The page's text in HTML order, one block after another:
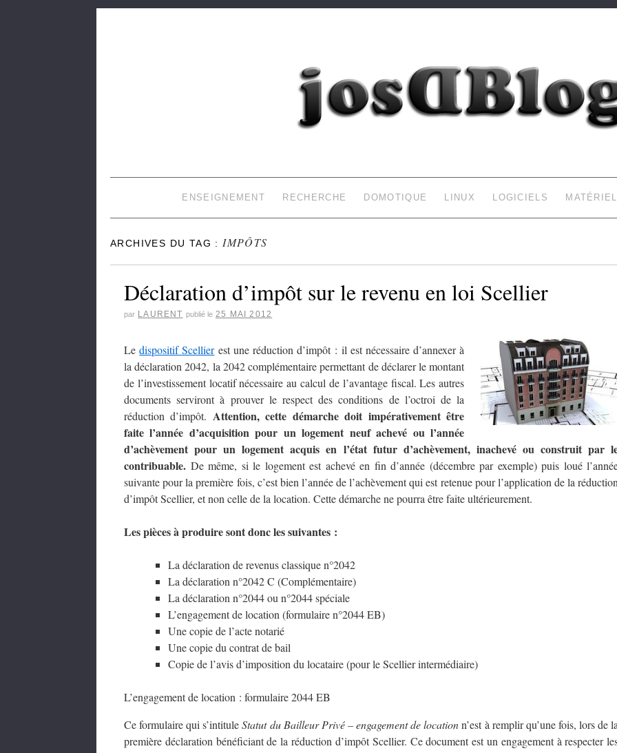
ENSEIGNEMENT RECHERCHE DOMOTIQUE LINUX LOGICIELS MATÉRIEL
ARCHIVES DU TAG : IMPÔTS
Déclaration d’impôt sur le revenu en loi Scellier
par LAURENT publié le 25 MAI 2012
Ledispositif Scellierest une réduction d’impôt : il est nécessaire d’annexer à
la déclaration 2042, la 2042 complémentaire permettant de déclarer le montant
de l’investissement locatif nécessaire au calcul de l’avantage fiscal. Les autres
documents serviront à prouver le respect des conditions de l’octroi de la
réduction d’impôt. Attention, cette démarche doit impérativement être
faite l’année d’acquisition pour un logement neuf achevé ou l’année
d’achèvement pour un logement acquis en l’état futur d’achèvement, inachevé ou construit par
contribuable. De même, si le logement est achevé en fin d’année (décembre par exemple) puis loué
suivante pour la première fois, c’est bien l’année de l’achèvement qui est retenue pour l’application de la réduction
d’impôt Scellier, et non celle de la location. Cette démarche ne pourra être faite ultérieurement.
Les pièces à produire sont donc les suivantes :
La déclaration de revenus classique n°2042
La déclaration n°2042 C (Complémentaire)
La déclaration n°2044 ou n°2044 spéciale
L’engagement de location (formulaire n°2044 EB)
Une copie de l’acte notarié
Une copie du contrat de bail
Copie de l’avis d’imposition du locataire (pour le Scellier intermédiaire)
L’engagement de location : formulaire 2044 EB
Ce formulaire qui s’intituleStatut du Bailleur Privé – engagement de locationn’est à remplir qu’une fois, lors de la
première déclaration bénéficiant de la réduction d’impôt Scellier. Ce document est un engagement à respecter